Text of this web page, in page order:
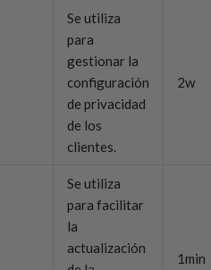
Se utiliza
para
gestionar la
configuración
de privacidad
de los
clientes.
2w
Se utiliza
para facilitar
la
actualización
1min